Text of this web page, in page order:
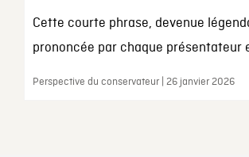
Cette courte phrase, devenue
prononcée par chaque présentateur
Perspective du conservateur | 26 janvier 2026